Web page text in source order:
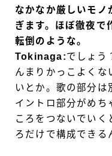
なかなか厳しいモ
ぎます。ほぼ徹夜で
転倒のような。
Tokinaga:でしょう
んまりかっこよくな
いとか。歌の部分は
イントロ部分がめち
ころをつないでいく
ろだけで構成できる